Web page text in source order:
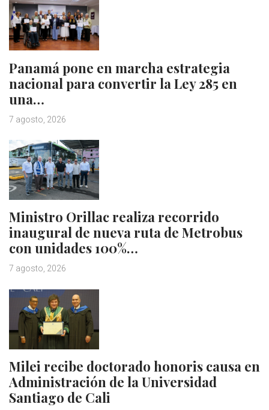
Panamá pone en marcha estrategia
nacional para convertir la Ley 285 en
una…
7 agosto, 2026
Ministro Orillac realiza recorrido
inaugural de nueva ruta de Metrobus
con unidades 100%…
7 agosto, 2026
Milei recibe doctorado honoris causa en
Administración de la Universidad
Santiago de Cali